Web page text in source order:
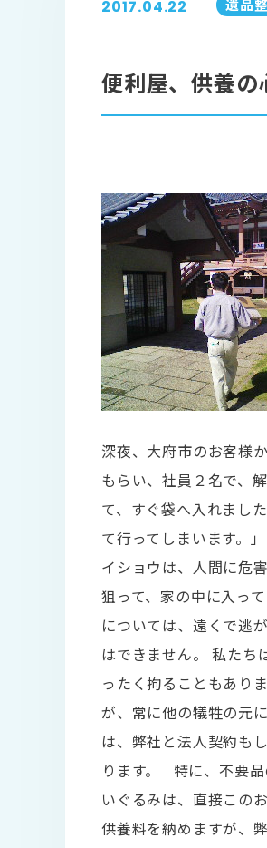
2017.04.22 遺品
便利屋、供養の
深夜、大府市のお客様
もらい、社員２名で、
て、すぐ袋へ入れまし
て行ってしまいます。
イショウは、人間に危
狙って、家の中に入っ
については、遠くで逃
はできません。 私たち
ったく拘ることもあり
が、常に他の犠牲の元
は、弊社と法人契約も
ります。 特に、不要
いぐるみは、直接この
供養料を納めますが、